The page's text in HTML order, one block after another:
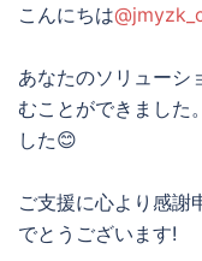
こんにちは
あなたのソリューシ
むことができました
した😊
ご支援に心より感謝
でとうございます!